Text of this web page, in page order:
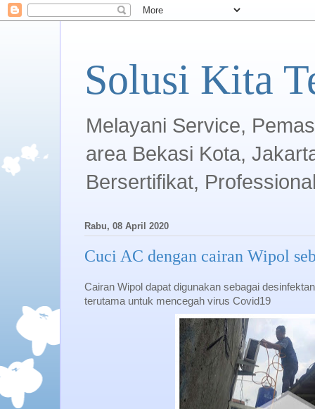
Solusi Kita
Melayani Service,
area Bekasi Kota,
Bersertifikat,
Rabu, 08 April 2020
Cuci AC dengan cairan Wipol
Cairan Wipol dapat digunakan sebagai
terutama untuk mencegah virus Covid19